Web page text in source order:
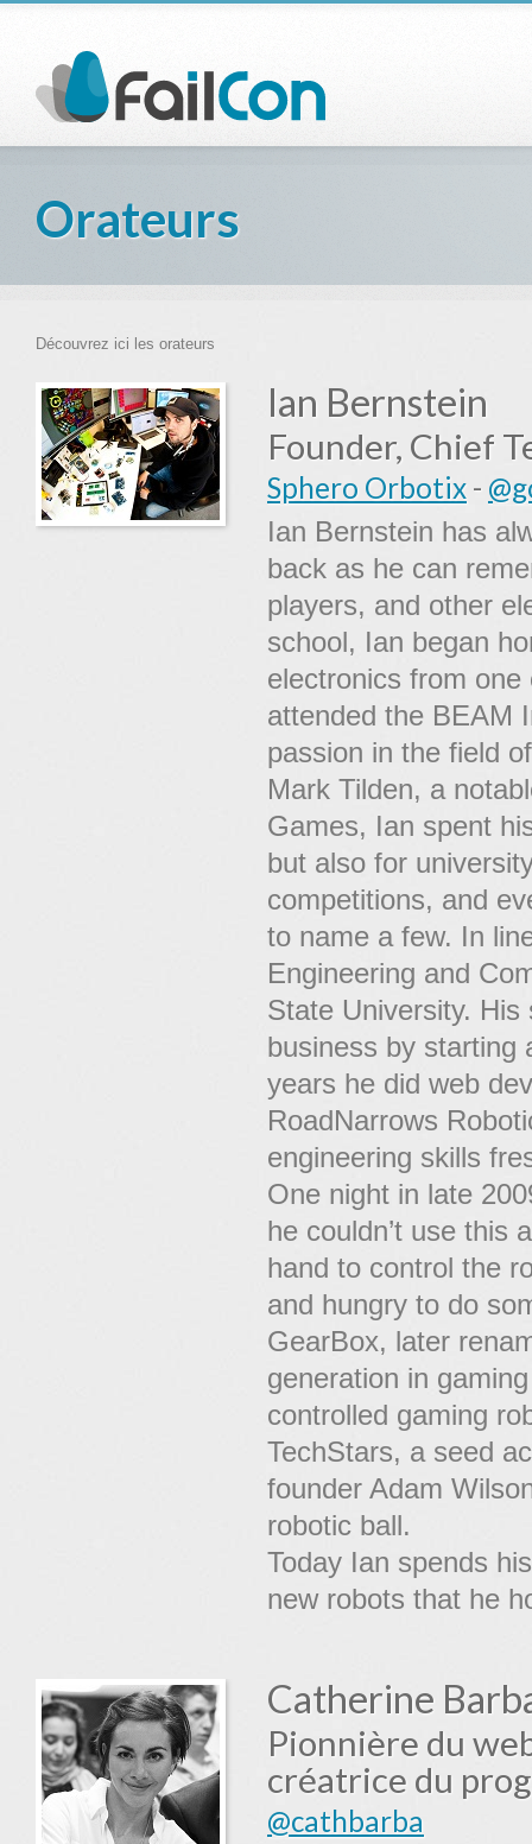
Orateurs
Découvrez ici les orateurs
Ian Bernstein
Founder, Chief
Sphero Orbotix -
Ian Bernstein has
back as he can
players, and other
school, Ian began
electronics from one
attended the BEAM
passion in the field
Mark Tilden, a
Games, Ian spent
but also for
competitions, and
to name a few. In
Engineering and
State University.
business by starting
years he did web
RoadNarrows
engineering skills
One night in late
he couldn’t use this
hand to control the
and hungry to do
GearBox, later
generation in
controlled gaming
TechStars, a seed
founder Adam
robotic ball.
Today Ian spends
new robots that he
Catherine
Pionnière du
créatrice du
@cathbarba